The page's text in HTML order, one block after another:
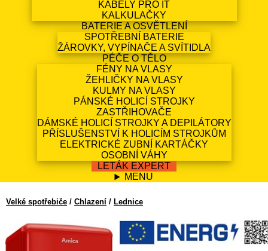
KABELY PRO IT
KALKULAČKY
BATERIE A OSVĚTLENÍ
SPOTŘEBNÍ BATERIE
ŽÁROVKY, VYPÍNAČE A SVÍTIDLA
PÉČE O TĚLO
FÉNY NA VLASY
ŽEHLIČKY NA VLASY
KULMY NA VLASY
PÁNSKÉ HOLICÍ STROJKY
ZASTŘIHOVAČE
DÁMSKÉ HOLICÍ STROJKY A DEPILÁTORY
PŘÍSLUŠENSTVÍ K HOLICÍM STROJKŮM
ELEKTRICKÉ ZUBNÍ KARTÁČKY
OSOBNÍ VÁHY
LETÁK EXPERT
MENU
Velké spotřebiče / Chlazení / Lednice
AMICA KGCR387100R
EAN13: 5906006712785